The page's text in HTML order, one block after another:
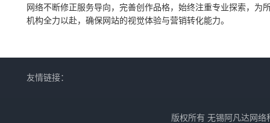
网络不断修正服务导向，完善创作品格，始终注重专业探索，为
机构全力以赴，确保网站的视觉体验与营销转化能力。
友情链接：
版权所有 无锡阿凡达网